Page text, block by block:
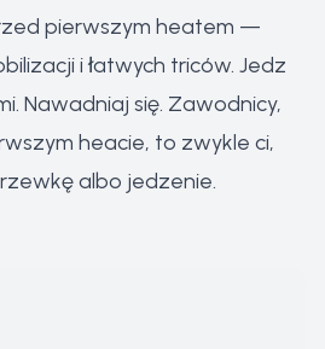
pierwszym heatem —
i łatwych triców. Jedz
Nawadniaj się. Zawodnicy,
heacie, to zwykle ci,
albo jedzenie.